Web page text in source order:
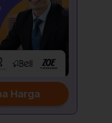
Harga